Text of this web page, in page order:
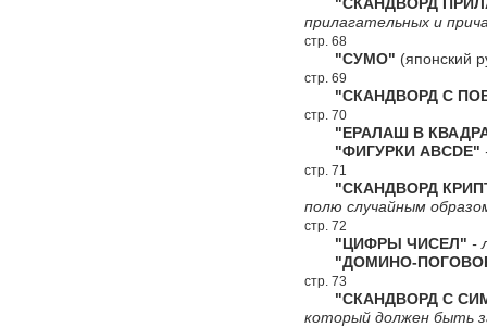
прилагательных и
стр. 68
"СУМО" (японский
стр. 69
"СКАНДВОРД С
стр. 70
"ЕРАЛАШ В
"ФИГУРКИ ABCDE"
стр. 71
"СКАНДВОРД
полю случайным
стр. 72
"ЦИФРЫ ЧИСЕЛ" -
"ДОМИНО-
стр. 73
"СКАНДВОРД С
который должен быть